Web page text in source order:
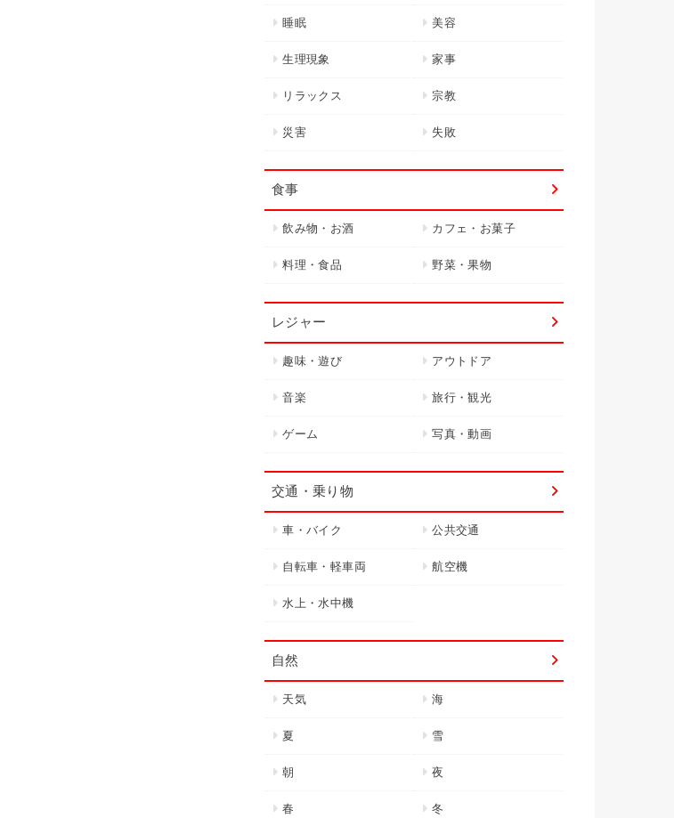
睡眠 美容
生理現象 家事
リラックス 宗教
災害 失敗
食事
飲み物・お酒 カフェ・お菓子
料理・食品 野菜・果物
レジャー
趣味・遊び アウトドア
音楽 旅行・観光
ゲーム 写真・動画
交通・乗り物
車・バイク 公共交通
自転車・軽車両 航空機
水上・水中機
自然
天気 海
夏 雪
朝 夜
春 冬